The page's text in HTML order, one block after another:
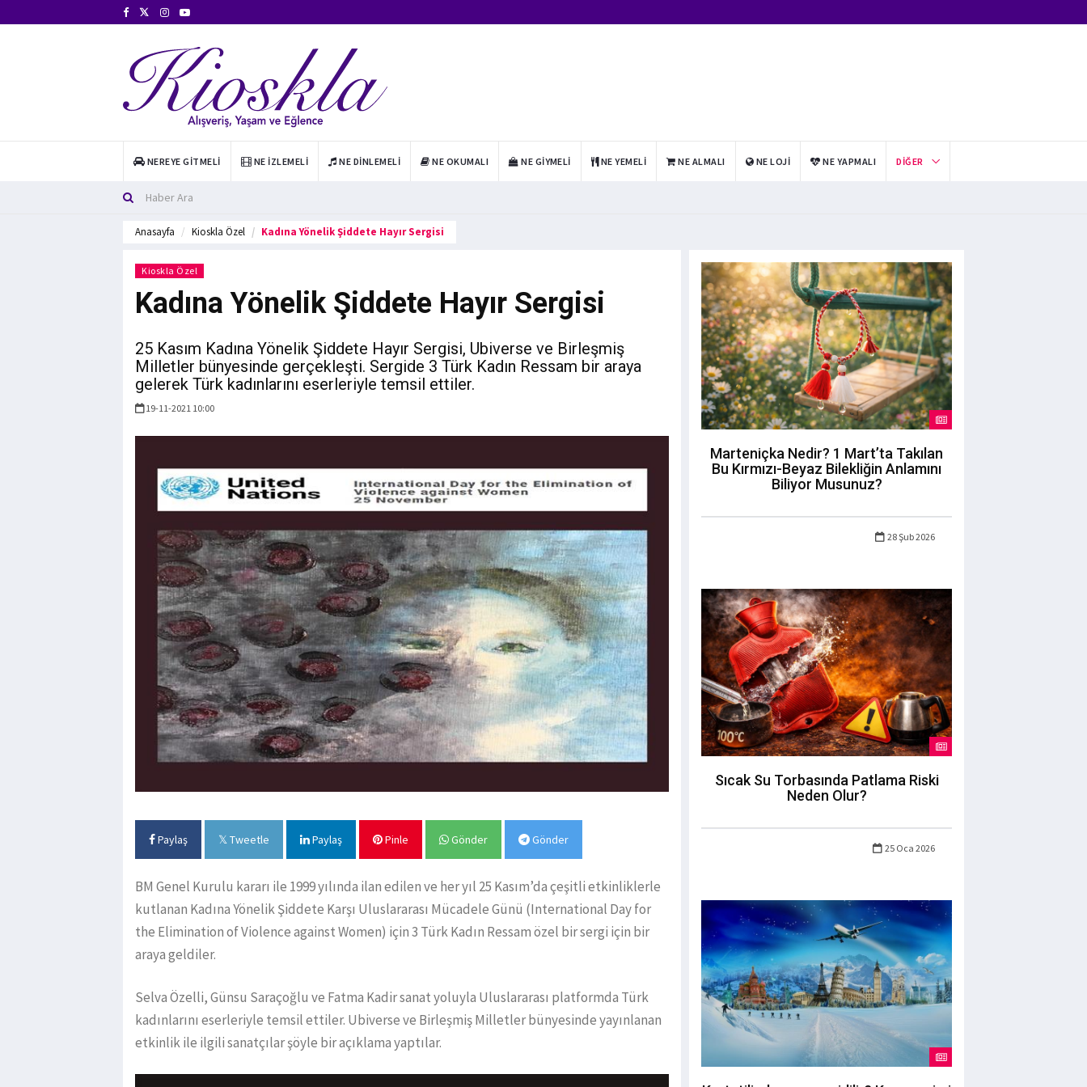
NEREYE GITMELI NE İZLEMELI NE DINLEMELI NE OKUMALI NE GIYMELI NE YEMELI NE ALMALI NE LOJI NE YAPMALI DIĞER
Anasayfa Kioskla Özel Kadına Yönelik Şiddete Hayır Sergisi
Kioskla Özel
Kadına Yönelik Şiddete Hayır Sergisi
25 Kasım Kadına Yönelik Şiddete Hayır Sergisi, Ubiverse ve Birleşmiş
Milletler bünyesinde gerçekleşti. Sergide 3 Türk Kadın Ressam bir araya
gelerek Türk kadınlarını eserleriyle temsil ettiler.
19-11-2021 10:00
Paylaş Tweetle Paylaş Pinle Gönder Gönder
BM Genel Kurulu kararı ile 1999 yılında ilan edilen ve her yıl 25 Kasım’da çeşitli etkinliklerle
kutlanan Kadına Yönelik Şiddete Karşı Uluslararası Mücadele Günü (International Day for
the Elimination of Violence against Women) için 3 Türk Kadın Ressam özel bir sergi için bir
araya geldiler.
Selva Özelli, Günsu Saraçoğlu ve Fatma Kadir sanat yoluyla Uluslararası platformda Türk
kadınlarını eserleriyle temsil ettiler. Ubiverse ve Birleşmiş Milletler bünyesinde yayınlanan
etkinlik ile ilgili sanatçılar şöyle bir açıklama yaptılar.
Marteniçka Nedir? 1 Mart’ta Takılan
Bu Kırmızı-Beyaz Bilekliğin Anlamını
Biliyor Musunuz?
28 Şub 2026
Sıcak Su Torbasında Patlama Riski
Neden Olur?
25 Oca 2026